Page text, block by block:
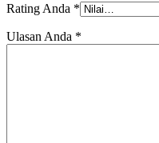
Rating Anda *
Ulasan Anda *